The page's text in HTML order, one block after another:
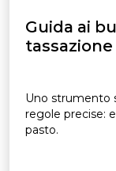
Guida ai
Uno strumento
regole precise:
pasto.